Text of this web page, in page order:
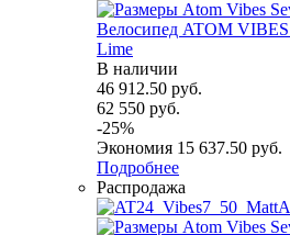
Велосипед ATOM
Lime
В наличии
46 912.50 руб.
62 550 руб.
-25%
Экономия 15 637.50 руб.
Подробнее
Распродажа